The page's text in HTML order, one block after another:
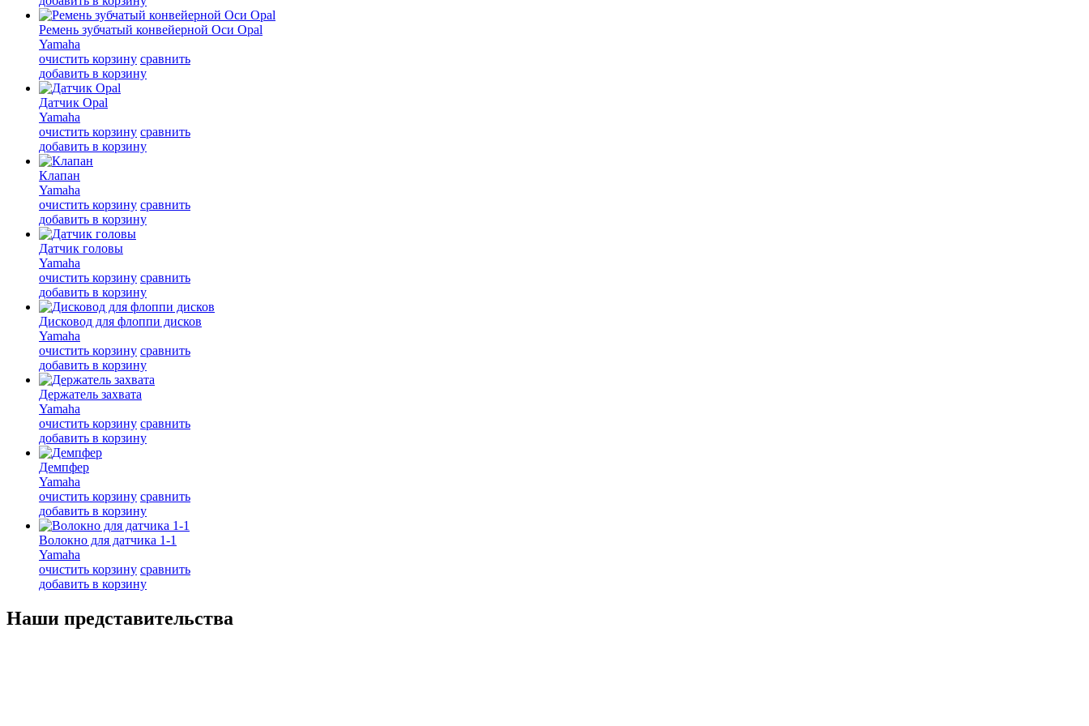
Ремень зубчатый конвейерной Оси Opal
Yamaha
очистить корзину сравнить
добавить в корзину
Датчик Opal
Yamaha
очистить корзину сравнить
добавить в корзину
Клапан
Yamaha
очистить корзину сравнить
добавить в корзину
Датчик головы
Yamaha
очистить корзину сравнить
добавить в корзину
Дисковод для флоппи дисков
Yamaha
очистить корзину сравнить
добавить в корзину
Держатель захвата
Yamaha
очистить корзину сравнить
добавить в корзину
Демпфер
Yamaha
очистить корзину сравнить
добавить в корзину
Волокно для датчика 1-1
Yamaha
очистить корзину сравнить
добавить в корзину
Наши представительства